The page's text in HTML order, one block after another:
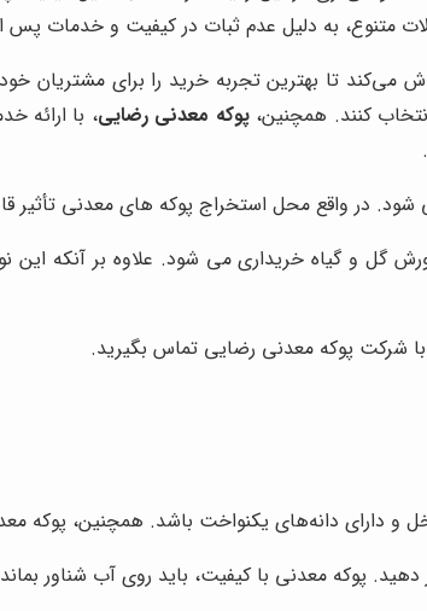
متنوع، به دلیل عدم ثبات در کیفیت و خدمات پس
می‌کند تا بهترین تجربه خرید را برای مشتریان
کنند. همچنین،پوکه معدنی رضایی، با ارائه
در واقع محل استخراج پوکه های معدنی تأثیر
گل و گیاه خریداری می شود. علاوه بر آنکه
شرکت پوکه معدنی رضایی تماس بگیرید.
و دارای دانه‌های یکنواخت باشد. همچنین، پوکه
دهید. پوکه معدنی با کیفیت، باید روی آب شناور